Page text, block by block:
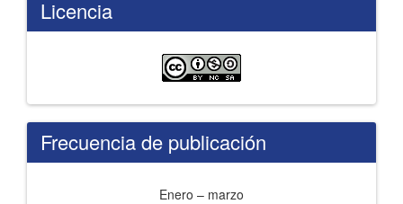
Licencia
Frecuencia de publicación
Enero – marzo